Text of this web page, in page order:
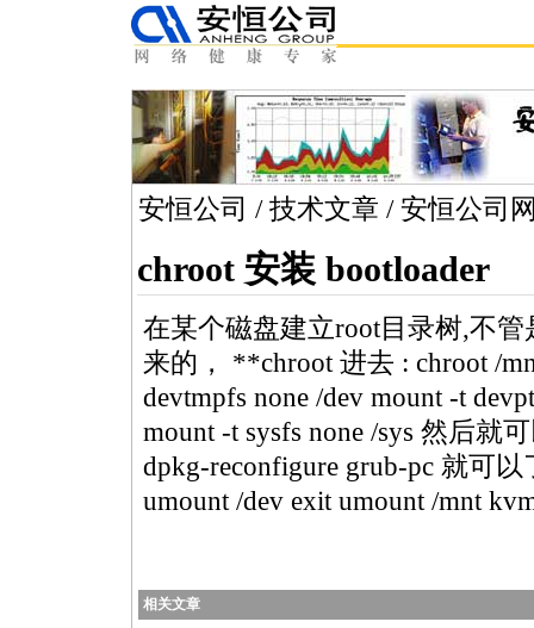
安恒公司 / 技术文章 / 安恒公司
chroot 安装 bootloader
在某个磁盘建立root目录树,不管
来的， **chroot 进去 : chroot /
devtmpfs none /dev mount -t
mount -t sysfs none /sys 然后就
dpkg-reconfigure grub-pc 就可
umount /dev exit umount /mnt
相关文章